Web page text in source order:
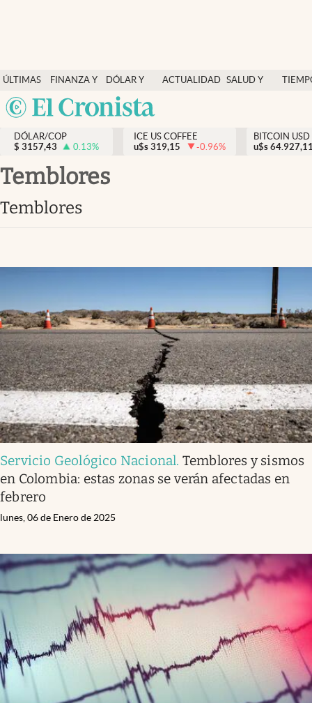
ÚLTIMAS
NOTICIAS
FINANZA Y
ECONOMÍA
DÓLAR Y
MERCADOS
ACTUALIDAD SALUD Y
México
Salud y nutrición
Vida espiritual
Actualidad
Dólar y mercados
Curiosidades
DÓLAR/COP
$ 3157,43 0.13%
ICE US COFFEE
u$s 319,15 -0.96%
BITCOIN USD
u$s
temblores
temblores
Servicio Geológico Nacional. Temblores y sismos
en Colombia: estas zonas se verán afectadas en
febrero
lunes, 06 de Enero de 2025